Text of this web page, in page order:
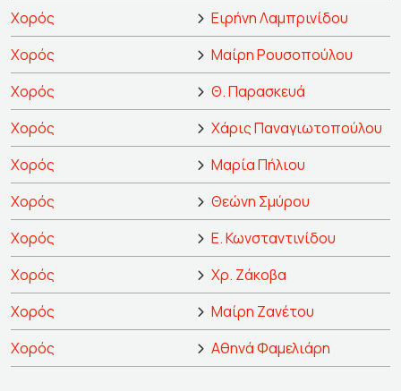
Χορός
Ειρήνη Λαμπρινίδου
Χορός
Μαίρη Ρουσοπούλου
Χορός
Θ. Παρασκευά
Χορός
Χάρις Παναγιωτοπούλου
Χορός
Μαρία Πήλιου
Χορός
Θεώνη Σμύρου
Χορός
Ε. Κωνσταντινίδου
Χορός
Χρ. Ζάκοβα
Χορός
Μαίρη Ζανέτου
Χορός
Αθηνά Φαμελιάρη